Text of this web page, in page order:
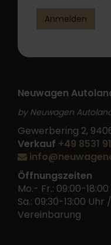
Anmelden
Neuwagen
by Neuwagen
Gewerbering 2,
Verkauf +49 8531
Öffnungszeiten
Mo.- Fr.: 09:00-
Sa.: 09:30-13:00
Vereinbarung